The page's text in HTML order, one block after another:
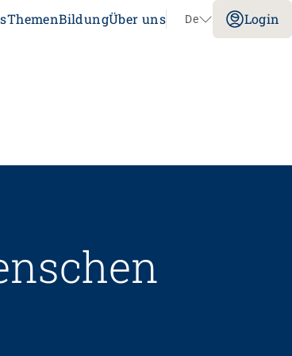
überspringen
ThemenBildungÜber uns De Login